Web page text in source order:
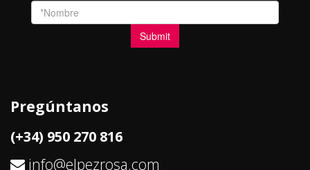
Pregúntanos
(+34) 950 270 816
info@elpezrosa.com